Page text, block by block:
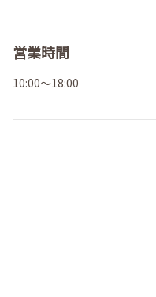
営業時間
10:00～18:00